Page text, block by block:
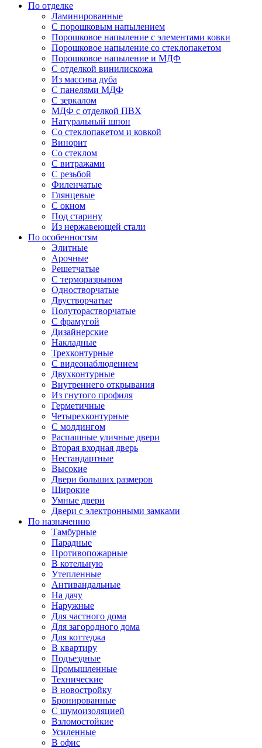
По отделке
Ламинированные
С порошковым напылением
Порошковое напыление с элементами ковки
Порошковое напыление со стеклопакетом
Порошковое напыление и МДФ
С отделкой винилискожа
Из массива дуба
С панелями МДФ
С зеркалом
МДФ с отделкой ПВХ
Натуральный шпон
Со стеклопакетом и ковкой
Винорит
Со стеклом
С витражами
С резьбой
Филенчатые
Глянцевые
С окном
Под старину
Из нержавеющей стали
По особенностям
Элитные
Арочные
Решетчатые
С терморазрывом
Одностворчатые
Двустворчатые
Полуторастворчатые
С фрамугой
Дизайнерские
Накладные
Трехконтурные
С видеонаблюдением
Двухконтурные
Внутреннего открывания
Из гнутого профиля
Герметичные
Четырехконтурные
С молдингом
Распашные уличные двери
Вторая входная дверь
Нестандартные
Высокие
Двери больших размеров
Широкие
Умные двери
Двери с электронными замками
По назначению
Тамбурные
Парадные
Противопожарные
В котельную
Утепленные
Антивандальные
На дачу
Наружные
Для частного дома
Для загородного дома
Для коттеджа
В квартиру
Подъездные
Промышленные
Технические
В новостройку
Бронированные
С шумоизоляцией
Взломостойкие
Усиленные
В офис